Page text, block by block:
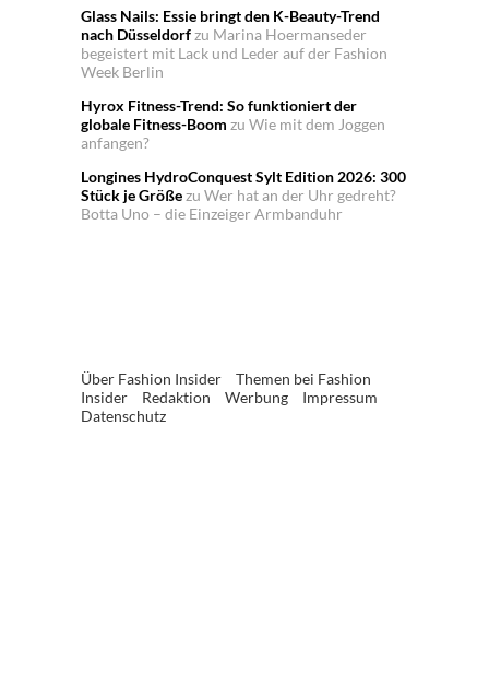
Glass Nails: Essie bringt den K-Beauty-Trend
nach Düsseldorfzu Marina Hoermanseder
begeistert mit Lack und Leder auf der Fashion
Week Berlin
Hyrox Fitness-Trend: So funktioniert der
globale Fitness-Boom zu Wie mit dem Joggen
anfangen?
Longines HydroConquest Sylt Edition 2026: 300
Stück je Größezu Wer hat an der Uhr gedreht?
Botta Uno – die Einzeiger Armbanduhr
Über Fashion Insider
Themen bei Fashion
Insider
Redaktion Werbung
Impressum
Datenschutz